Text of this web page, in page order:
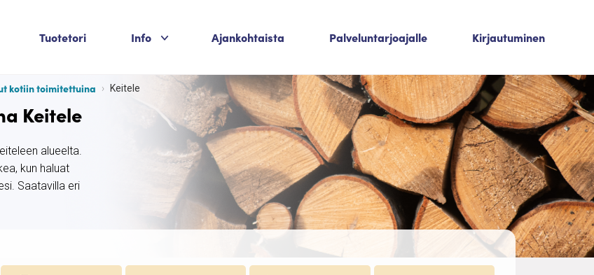
Tuotetori Info Palvelukategoriat
Ajankohtaista Palveluntarjoajalle Kirjautuminen
kotiin toimitettuina Keitele
Keitele
alueelta.
kun haluat
Saatavilla eri